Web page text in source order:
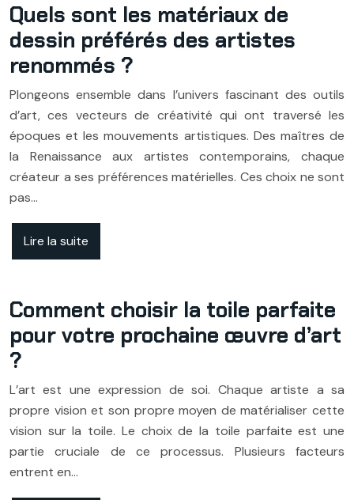
Quels sont les matériaux de
dessin préférés des artistes
renommés ?
Plongeons ensemble dans l’univers fascinant des outils
d’art, ces vecteurs de créativité qui ont traversé les
époques et les mouvements artistiques. Des maîtres de
la Renaissance aux artistes contemporains, chaque
créateur a ses préférences matérielles. Ces choix ne sont
pas…
Lire la suite
Comment choisir la toile parfaite
pour votre prochaine œuvre d’art
?
L’art est une expression de soi. Chaque artiste a sa
propre vision et son propre moyen de matérialiser cette
vision sur la toile. Le choix de la toile parfaite est une
partie cruciale de ce processus. Plusieurs facteurs
entrent en…